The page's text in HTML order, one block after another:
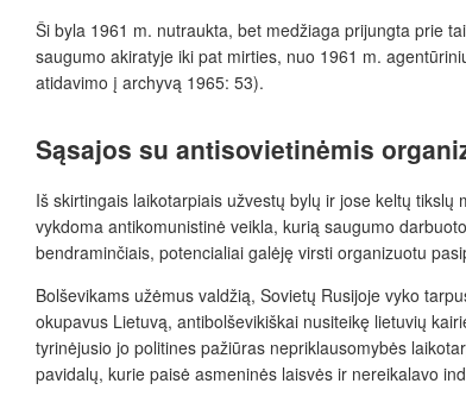
Ši byla 1961 m. nutraukta, bet medžiaga prijungta prie
saugumo akiratyje iki pat mirties, nuo 1961 m.
atidavimo į archyvą 1965: 53).
Sąsajos su antisovietinėmis
Iš skirtingais laikotarpiais užvestų bylų ir jose keltų
vykdoma antikomunistinė veikla, kurią saugumo
bendraminčiais, potencialiai galėję virsti organizuotu
Bolševikams užėmus valdžią, Sovietų Rusijoje vyko
okupavus Lietuvą, antibolševikiškai nusiteikę lietuvių kairi
tyrinėjusio jo politines pažiūras nepriklausomybės
pavidalų, kurie paisė asmeninės laisvės ir nereikalavo